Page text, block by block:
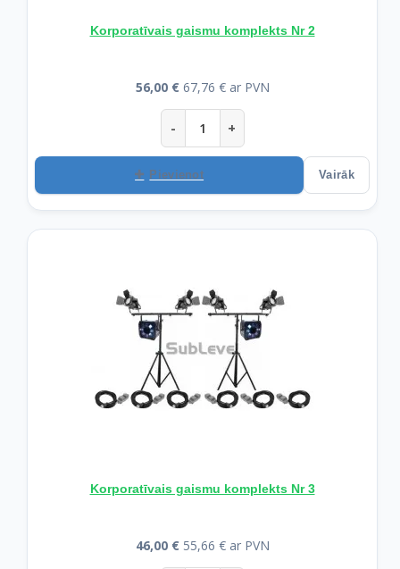
Korporatīvais gaismu komplekts Nr 2
56,00 € 67,76 € ar PVN
- +
Pievienot Vairāk
Korporatīvais gaismu komplekts Nr 3
46,00 € 55,66 € ar PVN